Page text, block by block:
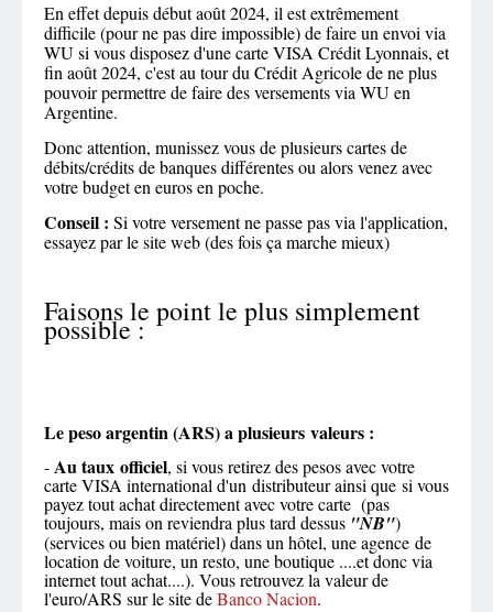
En effet depuis début août 2024, il est extrêmement
difficile (pour ne pas dire impossible) de faire un envoi via
WU si vous disposez d'une carte VISA Crédit Lyonnais, et
fin août 2024, c'est au tour du Crédit Agricole de ne plus
pouvoir permettre de faire des versements via WU en
Argentine.
Donc attention, munissez vous de plusieurs cartes de
débits/crédits de banques différentes ou alors venez avec
votre budget en euros en poche.
Conseil : Si votre versement ne passe pas via l'application,
essayez par le site web (des fois ça marche mieux)
Faisons le point le plus simplement
possible :
Le peso argentin (ARS) a plusieurs valeurs :
-Au taux officiel, si vous retirez des pesos avec votre
carte VISA international d'un distributeur ainsi que si vous
payez tout achat directement avec votre carte (pas
toujours, mais on reviendra plus tard dessus "NB")
(services ou bien matériel) dans un hôtel, une agence de
location de voiture, un resto, une boutique ....et donc via
internet tout achat....). Vous retrouvez la valeur de
l'euro/ARS sur le site deBanco Nacion.